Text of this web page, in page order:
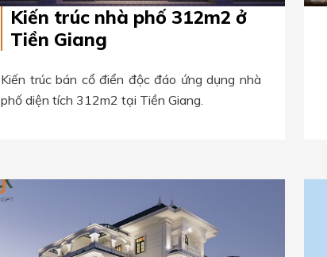
Kiến trúc nhà phố 312m2 ở
Tiền Giang
Kiến trúc bán cổ điển độc đáo ứng dụng nhà
phố diện tích 312m2 tại Tiền Giang.